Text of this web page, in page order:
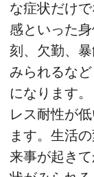
な症状だけ
感といった
刻、欠勤、
みられるな
になります
レス耐性が
ます。生活
来事が起き